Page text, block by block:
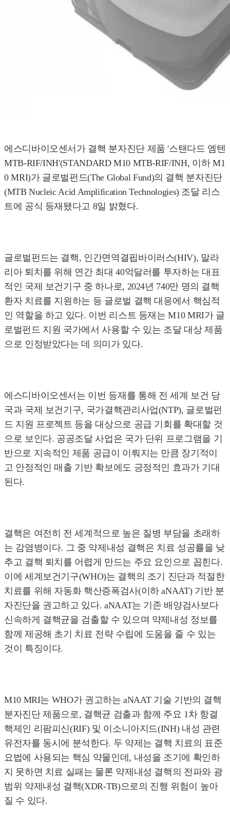
에스디바이오센서가 결핵 분자진단 제품 '스탠다드 엠텐
MTB-RIF/INH'(STANDARD M10 MTB-RIF/INH, 이하 M1
0 MRI)가 글로벌펀드(The Global Fund)의 결핵 분자진단
(MTB Nucleic Acid Amplification Technologies) 조달 리스
트에 공식 등재됐다고 8일 밝혔다.
글로벌펀드는 결핵, 인간면역결핍바이러스(HIV), 말라
리아 퇴치를 위해 연간 최대 40억달러를 투자하는 대표
적인 국제 보건기구 중 하나로, 2024년 740만 명의 결핵
환자 치료를 지원하는 등 글로벌 결핵 대응에서 핵심적
인 역할을 하고 있다. 이번 리스트 등재는 M10 MRI가 글
로벌펀드 지원 국가에서 사용할 수 있는 조달 대상 제품
으로 인정받았다는 데 의미가 있다.
에스디바이오센서는 이번 등재를 통해 전 세계 보건 당
국과 국제 보건기구, 국가결핵관리사업(NTP), 글로벌펀
드 지원 프로젝트 등을 대상으로 공급 기회를 확대할 것
으로 보인다. 공공조달 사업은 국가 단위 프로그램을 기
반으로 지속적인 제품 공급이 이뤄지는 만큼 장기적이
고 안정적인 매출 기반 확보에도 긍정적인 효과가 기대
된다.
결핵은 여전히 전 세계적으로 높은 질병 부담을 초래하
는 감염병이다. 그 중 약제내성 결핵은 치료 성공률을 낮
추고 결핵 퇴치를 어렵게 만드는 주요 요인으로 꼽힌다.
이에 세계보건기구(WHO)는 결핵의 조기 진단과 적절한
치료를 위해 자동화 핵산증폭검사(이하 aNAAT) 기반 분
자진단을 권고하고 있다. aNAAT는 기존 배양검사보다
신속하게 결핵균을 검출할 수 있으며 약제내성 정보를
함께 제공해 초기 치료 전략 수립에 도움을 줄 수 있는
것이 특징이다.
M10 MRI는 WHO가 권고하는 aNAAT 기술 기반의 결핵
분자진단 제품으로, 결핵균 검출과 함께 주요 1차 항결
핵제인 리팜피신(RIF) 및 이소니아지드(INH) 내성 관련
유전자를 동시에 분석한다. 두 약제는 결핵 치료의 표준
요법에 사용되는 핵심 약물인데, 내성을 조기에 확인하
지 못하면 치료 실패는 물론 약제내성 결핵의 전파와 광
범위 약제내성 결핵(XDR-TB)으로의 진행 위험이 높아
질 수 있다.